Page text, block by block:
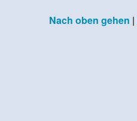
Nach oben gehen |